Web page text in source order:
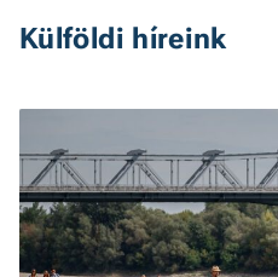
Külföldi híreink